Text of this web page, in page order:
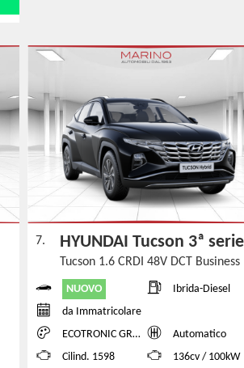
7. HYUNDAI Tucson 3ª serie
Tucson 1.6 CRDI 48V DCT Business
NUOVO
Ibrida-Diesel
da Immatricolare
ECOTRONIC GRAY PEARL
Automatico
Cilind. 1598
136cv / 100kW